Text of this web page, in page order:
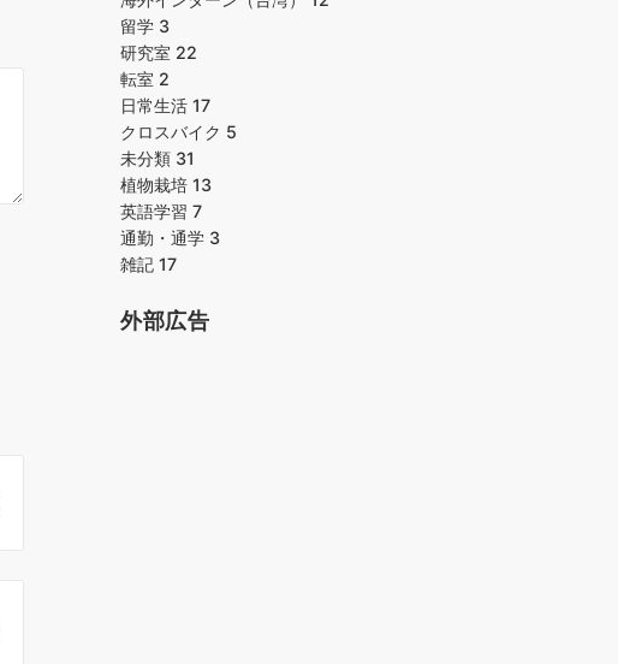
留学 3
研究室 22
転室 2
日常生活 17
クロスバイク 5
未分類 31
植物栽培 13
英語学習 7
通勤・通学 3
雑記 17
外部広告